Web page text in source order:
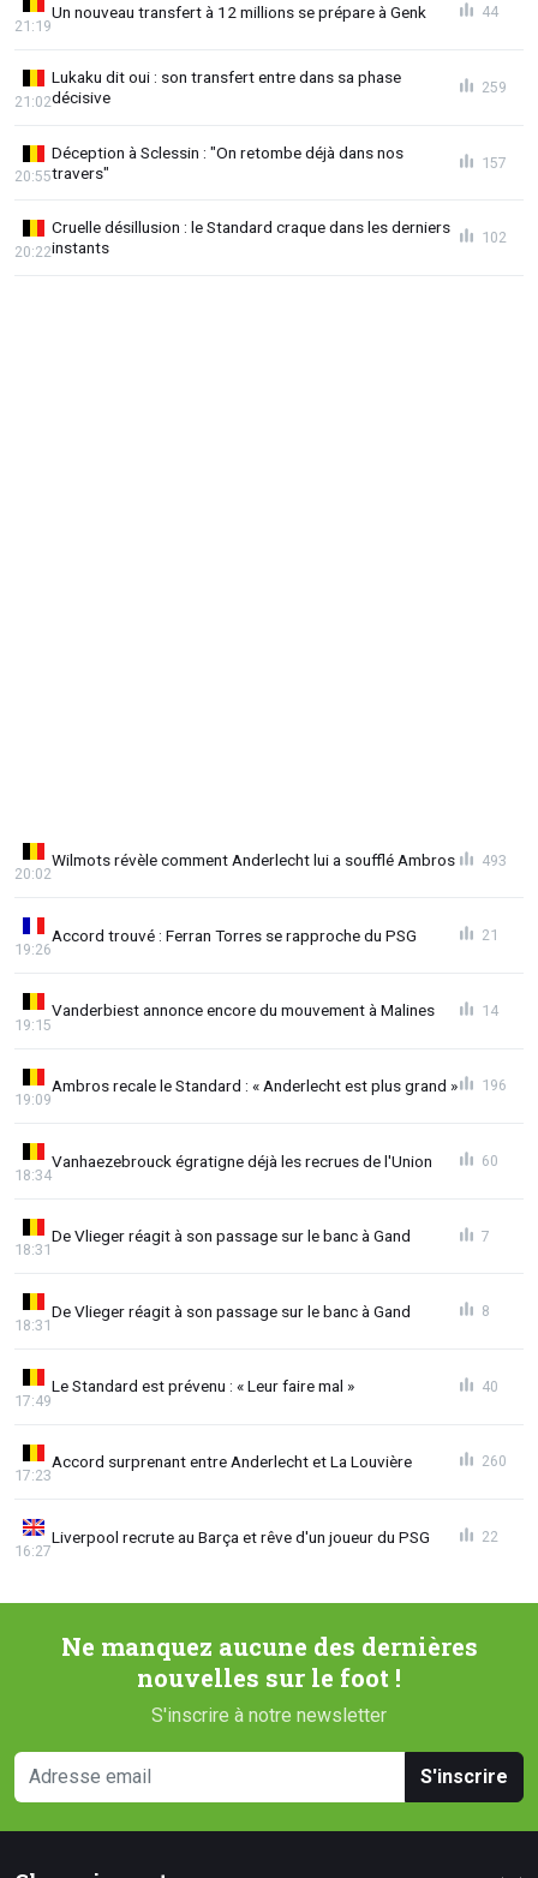
Un nouveau transfert à 12 millions se prépare à Genk
21:19
44
Lukaku dit oui : son transfert entre dans sa phase
décisive
21:02
259
Déception à Sclessin : "On retombe déjà dans nos
travers"
20:55
157
Cruelle désillusion : le Standard craque dans les derniers
instants
20:22
102
Wilmots révèle comment Anderlecht lui a soufflé Ambros
20:02
493
Accord trouvé : Ferran Torres se rapproche du PSG
19:26
21
Vanderbiest annonce encore du mouvement à Malines
19:15
14
Ambros recale le Standard : « Anderlecht est plus grand »
19:09
196
Vanhaezebrouck égratigne déjà les recrues de l'Union
18:34
60
De Vlieger réagit à son passage sur le banc à Gand
18:31
7
De Vlieger réagit à son passage sur le banc à Gand
18:31
8
Le Standard est prévenu : « Leur faire mal »
17:49
40
Accord surprenant entre Anderlecht et La Louvière
17:23
260
Liverpool recrute au Barça et rêve d'un joueur du PSG
16:27
22
Ne manquez aucune des dernières
nouvelles sur le foot !
S'inscrire à notre newsletter
S'inscrire